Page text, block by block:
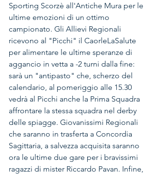
Sporting Scorzè all'Antiche Mura per le
ultime emozioni di un ottimo
campionato. Gli Allievi Regionali
ricevono al "Picchi" il CaorleLaSalute
per alimentare le ultime speranze di
aggancio in vetta a -2 turni dalla fine:
sarà un "antipasto" che, scherzo del
calendario, al pomeriggio alle 15.30
vedrà al Picchi anche la Prima Squadra
affrontare la stessa squadra nel derby
delle spiagge. Giovanissimi Regionali
che saranno in trasferta a Concordia
Sagittaria, a salvezza acquisita saranno
ora le ultime due gare per i bravissimi
ragazzi di mister Riccardo Pavan. Infine,